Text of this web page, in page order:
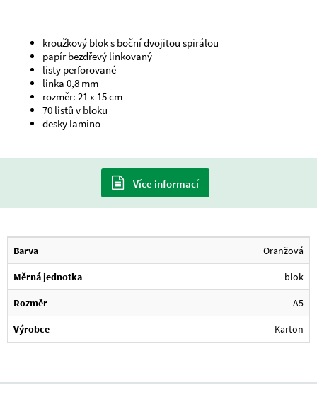
kroužkový blok s boční dvojitou spirálou
papír bezdřevý linkovaný
listy perforované
linka 0,8 mm
rozměr: 21 x 15 cm
70 listů v bloku
desky lamino
Více informací
Barva Oranžová
Měrná jednotka blok
Rozměr A5
Výrobce Karton